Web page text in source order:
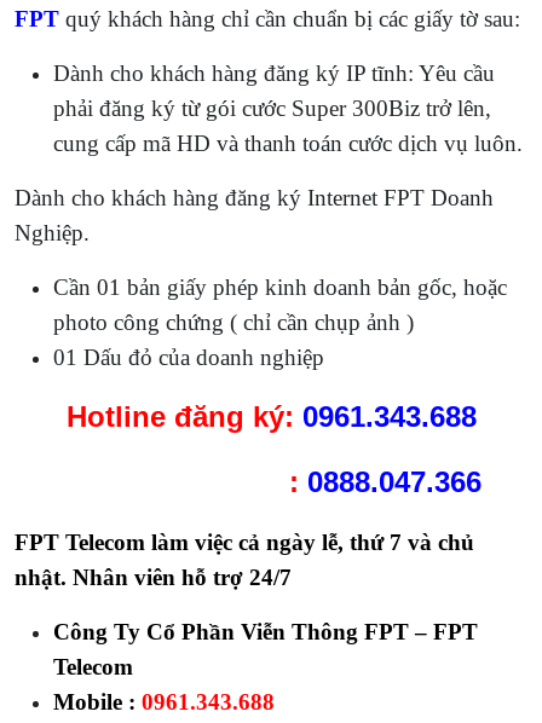
FPT quý khách hàng chỉ cần chuẩn bị các giấy tờ sau:
Dành cho khách hàng đăng ký IP tĩnh: Yêu cầu
phải đăng ký từ gói cước Super 300Biz trở lên,
cung cấp mã HD và thanh toán cước dịch vụ luôn.
Dành cho khách hàng đăng ký Internet FPT Doanh
Nghiệp.
Cần 01 bản giấy phép kinh doanh bản gốc, hoặc
photo công chứng ( chỉ cần chụp ảnh )
01 Dấu đỏ của doanh nghiệp
Hotlineđăng ký: 0961.343.688
: 0888.047.366
FPT Telecom làm việc cả ngày lễ, thứ 7 và chủ
nhật. Nhân viên hỗ trợ 24/7
Công Ty Cổ Phần Viễn Thông FPT – FPT
Telecom
Mobile : 0961.343.688